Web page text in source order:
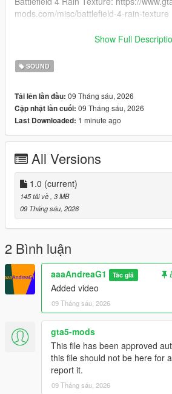
mods.com/misc/battlefield-4-rain-texture
Show Full
SOUND
Tải lên lần đầu: 09 Tháng sáu, 2026
Cập nhật lần cuối: 09 Tháng sáu, 2026
Last Downloaded: 1 minute ago
All Versions
1.0 (current)
145 tải về, 3 MB
09 Tháng sáu, 2026
2 Bình luận
aaaAndreaG1 Tác giả
Added video
09 Tháng sáu, 2026
gta5-mods
This file has been approved
this file should not be here for
report it.
09 Tháng sáu, 2026